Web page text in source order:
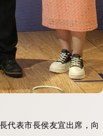
代表市長侯友宜出席，向